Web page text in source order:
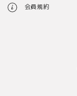
会員規約